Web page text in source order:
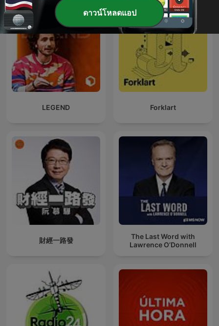
LEGEND Forklart
財經一路發
The Last Word with
Lawrence O’Donnell
ดาวน์โหลดแอป